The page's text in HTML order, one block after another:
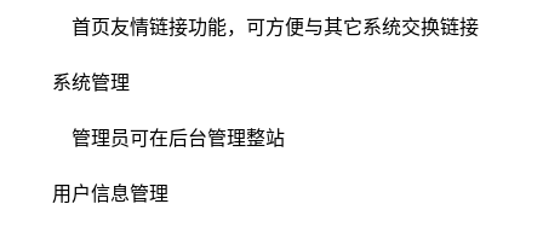
首页友情链接功能，可方便与其它系统交换链接
系统管理
管理员可在后台管理整站
用户信息管理